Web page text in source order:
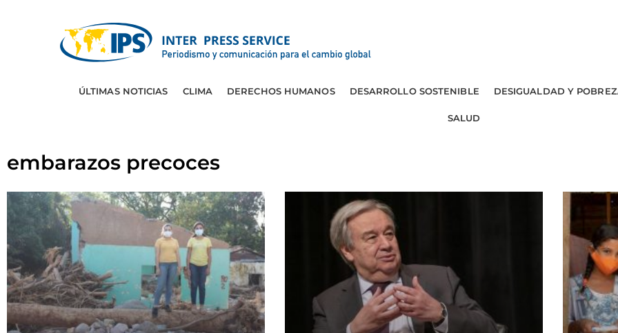
ÚLTIMAS NOTICIAS CLIMA DERECHOS HUMANOS DESARROLLO SOSTENIBLE DESIGUALDAD Y
SALUD
embarazos precoces